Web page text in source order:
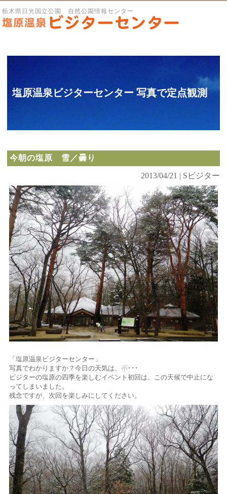
栃木県日光国立公園 自然公園情報センター
塩原温泉ビジターセンター 写真で定点観測
今朝の塩原 雪／曇り
2013/04/21 | Sビジター
「塩原温泉ビジターセンター」
写真でわかりますか？今日の天気は、☃･･･
ビジターの塩原の四季を楽しむイベント初回は、この天候で中止にな
ってしまいました。
残念ですが、次回を楽しみにしてください。